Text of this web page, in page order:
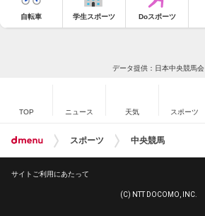
自転車 学生スポーツ Doスポーツ
データ提供：日本中央競馬会
TOP ニュース 天気 スポーツ
スポーツ 中央競馬
サイトご利用にあたって
(C) NTT DOCOMO, INC.